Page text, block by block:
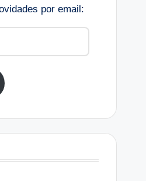
por email: